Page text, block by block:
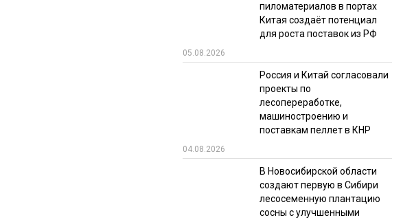
ИТОГИ МЕРОПРИЯТИЙ
пиломатериалов в портах
Китая создаёт потенциал
для роста поставок из РФ
05.08.2026
Россия и Китай согласовали
проекты по
лесопереработке,
машиностроению и
поставкам пеллет в КНР
04.08.2026
В Новосибирской области
создают первую в Сибири
лесосеменную плантацию
сосны с улучшенными